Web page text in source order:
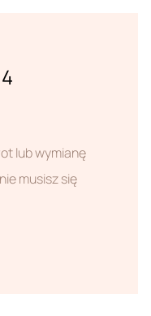
lub wymianę
musisz się